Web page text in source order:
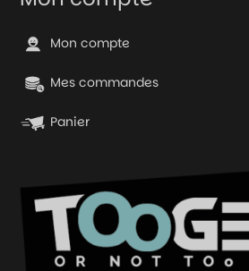
Mon compte
Mes commandes
Panier